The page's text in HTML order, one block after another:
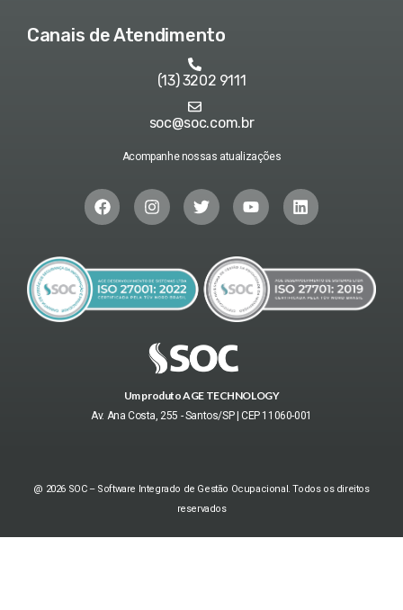
Canais de Atendimento
(13) 3202 9111
soc@soc.com.br
Acompanhe nossas atualizações
Um produto AGE TECHNOLOGY
Av. Ana Costa, 255 - Santos/SP | CEP 11060-001
@ 2026 SOC – Software Integrado de Gestão Ocupacional. Todos os direitos
reservados